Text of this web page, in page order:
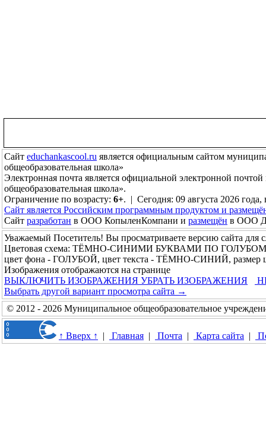
Сайт educhankascool.ru является официальным сайтом
общеобразовательная школа»
Электронная почта является официальной электронной
общеобразовательная школа».
Ограничение по возрасту: 6+. | Сегодня: 09 августа 2026 года,
Сайт является Российским программным продуктом и
Сайт разработан в ООО КопыленКомпани и размещён в ООО
Уважаемый Посетитель! Вы просматриваете версию сайта для
Цветовая схема: ТЁМНО-СИНИМИ БУКВАМИ ПО
цвет фона - ГОЛУБОЙ, цвет текста - ТЁМНО-СИНИЙ,
Изображения отображаются на странице
ВЫКЛЮЧИТЬ ИЗОБРАЖЕНИЯ УБРАТЬ ИЗОБРАЖЕНИЯ
Выбрать другой вариант просмотра сайта →
© 2012 - 2026 Муниципальное общеобразовательное
↑ Вверх ↑ | Главная | Почта | Карта сайта |